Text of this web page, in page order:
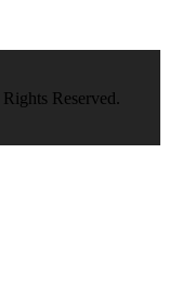
Reserved.